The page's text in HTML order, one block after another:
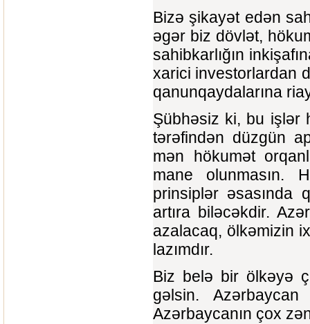
Bizə şikayət edən
əgər biz dövlət,
sahibkarlığın
xarici investorlardan
qanunqaydalarına
Şübhəsiz ki, bu işlər
tərəfindən düzgün
mən hökumət
mane
prinsiplər əsasında
artıra biləcəkdir.
azalacaq, ölkəmizin
lazımdır.
Biz belə bir ölkəyə
gəlsin.
Azərbaycanın çox